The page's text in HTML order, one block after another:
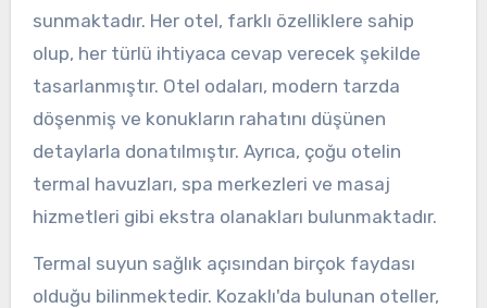
sunmaktadır. Her otel, farklı özelliklere sahip
olup, her türlü ihtiyaca cevap verecek şekilde
tasarlanmıştır. Otel odaları, modern tarzda
döşenmiş ve konukların rahatını düşünen
detaylarla donatılmıştır. Ayrıca, çoğu otelin
termal havuzları, spa merkezleri ve masaj
hizmetleri gibi ekstra olanakları bulunmaktadır.
Termal suyun sağlık açısından birçok faydası
olduğu bilinmektedir. Kozaklı'da bulunan oteller,